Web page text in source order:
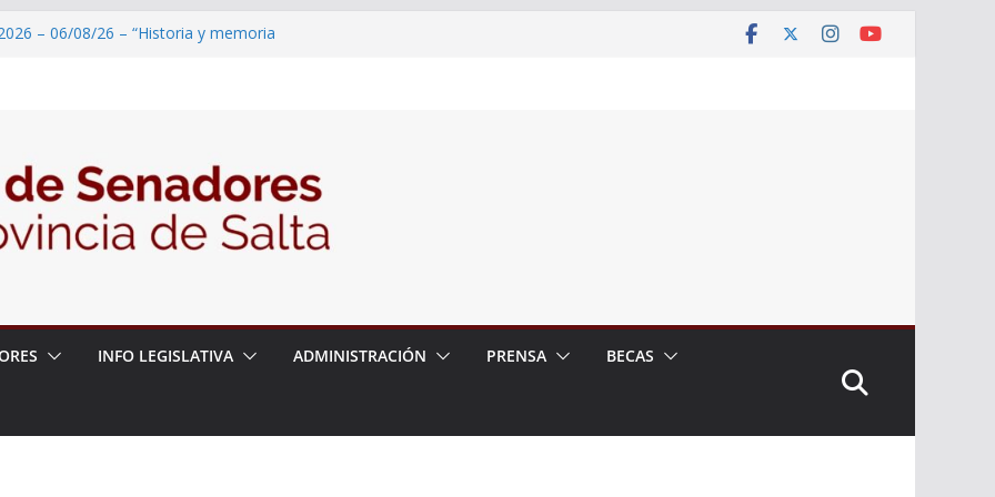
– 06/08/26 – “Historia y memoria
– 06/08/26 – Presentación del libro
del Dr. Víctor Alfredo Frías
– 06/08/26 – 82° Edición de la Expo
INFO LEGISLATIVA ADMINISTRACIÓN PRENSA BECAS